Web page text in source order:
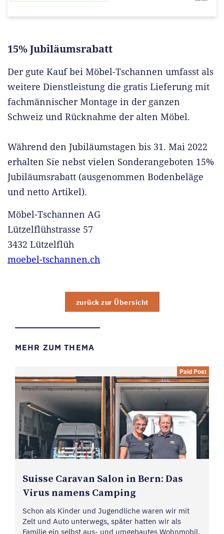
15% Jubiläumsrabatt
Der gute Kauf bei Möbel-Tschannen umfasst als
weitere Dienstleistung die gratis Lieferung mit
fachmännischer Montage in der ganzen
Schweiz und Rücknahme der alten Möbel.
Während den Jubiläumstagen bis 31. Mai 2022
erhalten Sie nebst vielen Sonderangeboten 15%
Jubiläumsrabatt (ausgenommen Bodenbeläge
und netto Artikel).
Möbel-Tschannen AG
Lützelflühstrasse 57
3432 Lützelflüh
moebel-tschannen.ch
zurück zur Übersicht
MEHR ZUM THEMA
Paid Post
Suisse Caravan Salon in Bern: Das
Virus namens Camping
Schon als Kinder und Jugendliche waren wir mit
Zelt und Auto unterwegs, später hatten wir als
Familie ein selbst aus- und umgebautes Wohnmobil,